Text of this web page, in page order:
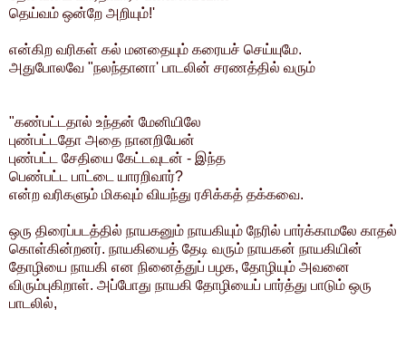
தெய்வம் ஒன்றே அறியும்!'
என்கிற வரிகள் கல் மனதையும் கரையச் செய்யுமே.
அதுபோலவே "நலந்தானா' பாடலின் சரணத்தில் வரும்
"கண்பட்டதால் உந்தன் மேனியிலே
புண்பட்டதோ அதை நானறியேன்
புண்பட்ட சேதியை கேட்டவுடன் - இந்த
பெண்பட்ட பாட்டை யாரறிவார்?
என்ற வரிகளும் மிகவும் வியந்து ரசிக்கத் தக்கவை.
ஒரு திரைப்படத்தில் நாயகனும் நாயகியும் நேரில் பார்க்காமலே காதல்
கொள்கின்றனர். நாயகியைத் தேடி வரும் நாயகன் நாயகியின்
தோழியை நாயகி என நினைத்துப் பழக, தோழியும் அவனை
விரும்புகிறாள். அப்போது நாயகி தோழியைப் பார்த்து பாடும் ஒரு
பாடலில்,